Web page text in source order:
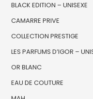
BLACK EDITION – UNISEXE
CAMARRE PRIVE
COLLECTION PRESTIGE
LES PARFUMS D’IGOR –
OR BLANC
EAU DE COUTURE